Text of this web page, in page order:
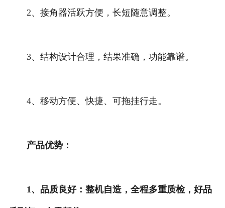
2、接角器活跃方便，长短随意调整。
3、结构设计合理，结果准确，功能靠谱。
4、移动方便、快捷、可拖挂行走。
产品优势：
1、品质良好：整机自造，全程多重质检，好品